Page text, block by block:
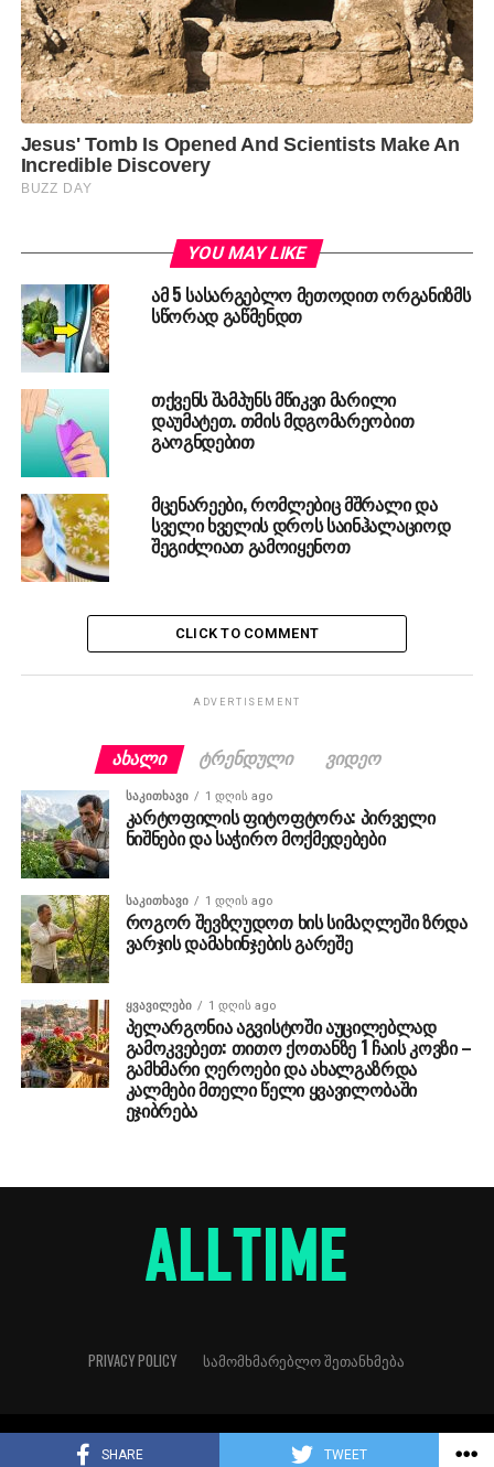
SHARE TWEET
YOU MAY LIKE
ამ 5 სასარგებლო მეთოდით ორგანიზმს
სწორად გაწმენდთ
თქვენს შამპუნს მწიკვი მარილი
დაუმატეთ. თმის მდგომარეობით
გაოგნდებით
მცენარეები, რომლებიც მშრალი და
სველი ხველის დროს საინჰალაციოდ
შეგიძლიათ გამოიყენოთ
CLICK TO COMMENT
ADVERTISEMENT
ᲐᲮᲐᲚᲘ ᲢᲠᲔᲜᲓᲣᲚᲘ ᲕᲘᲓᲔᲝ
ᲡᲐᲙᲘᲗᲮᲐᲕᲘ 1 დღის ago
კარტოფილის ფიტოფტორა: პირველი
ნიშნები და საჭირო მოქმედებები
ᲡᲐᲙᲘᲗᲮᲐᲕᲘ 1 დღის ago
როგორ შევზღუდოთ ხის სიმაღლეში ზრდა
ვარჯის დამახინჯების გარეშე
ᲧᲕᲐᲕᲘᲚᲔᲑᲘ 1 დღის ago
პელარგონია აგვისტოში აუცილებლად
გამოკვებეთ: თითო ქოთანზე 1 ჩაის კოვზი –
გამხმარი ღეროები და ახალგაზრდა
კალმები მთელი წელი ყვავილობაში
ეჯიბრება
PRIVACY POLICY ᲡᲐᲛᲝᲛᲮᲛᲐᲠᲔᲑᲚᲝ ᲨᲔᲗᲐᲜᲮᲛᲔᲑᲐ
Copyright © 2018